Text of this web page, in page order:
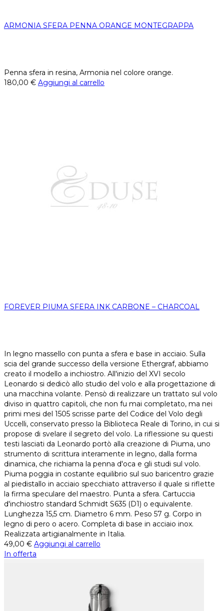
ARMONIA SFERA PENNA ORANGE MONTEGRAPPA
Penna sfera in resina, Armonia nel colore orange.
180,00 € Aggiungi al carrello
FOREVER PIUMA SFERA INK CARBONE – CHARCOAL
In legno massello con punta a sfera e base in acciaio. Sulla
scia del grande successo della versione Ethergraf, abbiamo
creato il modello a inchiostro. All'inizio del XVI secolo
Leonardo si dedicò allo studio del volo e alla progettazione di
una macchina volante. Pensò di realizzare un trattato sul volo
diviso in quattro capitoli, che non fu mai completato, ma nei
primi mesi del 1505 scrisse parte del Codice del Volo degli
Uccelli, conservato presso la Biblioteca Reale di Torino, in cui si
propose di svelare il segreto del volo. La riflessione su questi
testi lasciati da Leonardo portò alla creazione di Piuma, uno
strumento di scrittura interamente in legno, dalla forma
dinamica, che richiama la penna d'oca e gli studi sul volo.
Piuma poggia in costante equilibrio sul suo baricentro grazie
al piedistallo in acciaio specchiato attraverso il quale si riflette
la firma speculare del maestro. Punta a sfera. Cartuccia
d'inchiostro standard Schmidt S635 (D1) o equivalente.
Lunghezza 15,5 cm. Diametro 6 mm. Peso 57 g. Corpo in
legno di pero o acero. Completa di base in acciaio inox.
Realizzata artigianalmente in Italia.
49,00 € Aggiungi al carrello
In offerta